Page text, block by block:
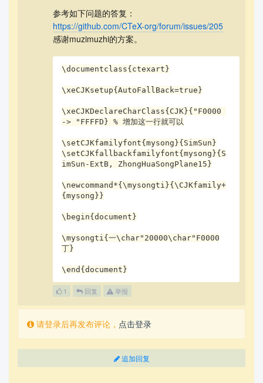
参考如下问题的答复：
https://github.com/CTeX-org/forum/issues/205
感谢muzimuzhi的方案。
\documentclass{ctexart}
\xeCJKsetup{AutoFallBack=true}
\xeCJKDeclareCharClass{CJK}{"F0000
-> "FFFFD} % 增加这一行就可以
\setCJKfamilyfont{mysong}{SimSun}
\setCJKfallbackfamilyfont{mysong}{S
imSun-ExtB, ZhongHuaSongPlane15}
\newcommand*{\mysongti}{\CJKfamily+
{mysong}}
\begin{document}
\mysongti{一\char"20000\char"F0000
丁}
\end{document}
1 回复 举报
请登录后再发布评论， 点击登录
追加回复